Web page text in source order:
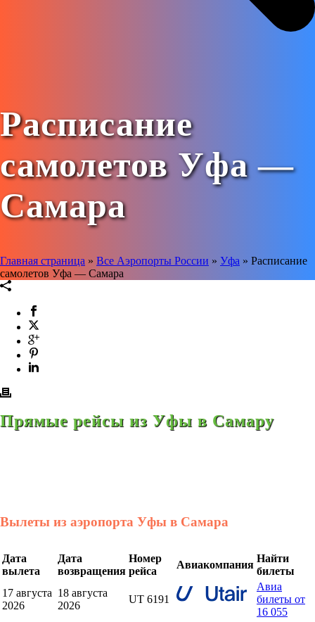
Расписание
самолетов Уфа —
Самара
Главная страница » Все Аэропорты России » Уфа » Расписание
самолетов Уфа — Самара
Прямые рейсы из Уфы в Самару
Вылеты из аэропорта Уфы в Самара
Дата
вылета
Дата
возвращения
Номер
рейса
Авиакомпания
Найти
билеты
17 августа
2026
18 августа
2026
UT 6191
Авиа
билеты от
16 055